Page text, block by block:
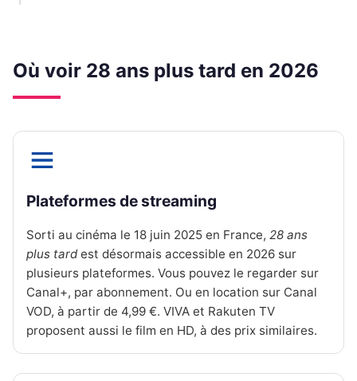
Où voir 28 ans plus tard en 2026
Plateformes de streaming
Sorti au cinéma le 18 juin 2025 en France, 28 ans
plus tardest désormais accessible en 2026 sur
plusieurs plateformes. Vous pouvez le regarder sur
Canal+, par abonnement. Ou en location sur Canal
VOD, à partir de 4,99 €. VIVA et Rakuten TV
proposent aussi le film en HD, à des prix similaires.